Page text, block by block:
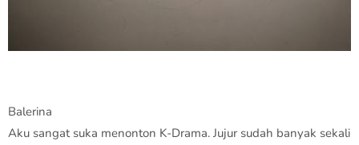
Balerina
Aku sangat suka menonton K-Drama. Jujur sudah banyak sekali